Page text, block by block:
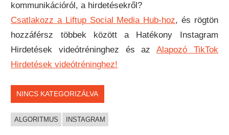
kommunikációról, a hirdetésekről?
Csatlakozz a Liftup Social Media Hub-hoz, és rögtön
hozzáférsz többek között a Hatékony Instagram
Hirdetések videótréninghez és azAlapozó TikTok
Hirdetések videótréninghez!
NINCS KATEGORIZÁLVA
ALGORITMUS INSTAGRAM